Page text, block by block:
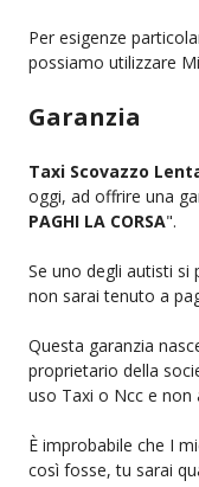
Per esigenze
possiamo utilizzare
Garanzia
Taxi Scovazzo
oggi, ad offrire una
PAGHI LA CORSA".
Se uno degli autisti
non sarai tenuto a
Questa garanzia
proprietario della
uso Taxi o Ncc e non
È improbabile che I
così fosse, tu sarai